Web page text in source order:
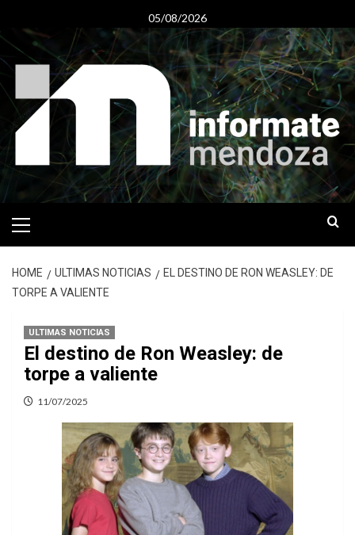
content
05/08/2026
Menu
HOME ULTIMAS NOTICIAS
EL DESTINO DE RON WEASLEY: DE
TORPE A VALIENTE
ULTIMAS NOTICIAS
El destino de Ron Weasley: de
torpe a valiente
11/07/2025